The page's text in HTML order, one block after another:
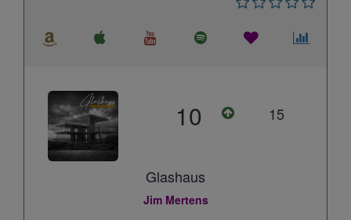
10 15
Glashaus
Jim Mertens